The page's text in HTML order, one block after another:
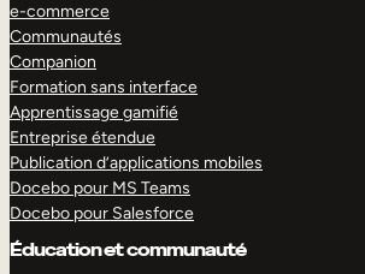
e-commerce
Communautés
Companion
Formation sans interface
Apprentissage gamifié
Entreprise étendue
Publication d’applications mobiles
Docebo pour MS Teams
Docebo pour Salesforce
Éducation et communauté